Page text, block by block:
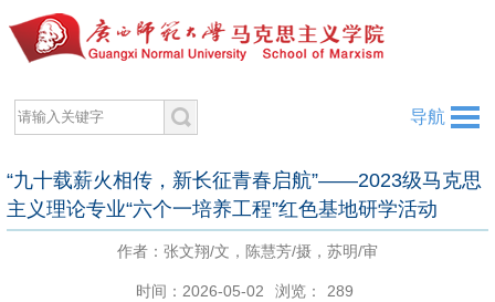
导航
“九十载薪火相传，新长征青春启航”——2023级马克思
主义理论专业“六个一培养工程”红色基地研学活动
作者：张文翔/文，陈慧芳/摄，苏明/审
时间：2026-05-02 浏览： 289